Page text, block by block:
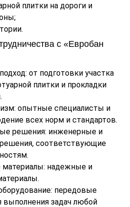
плитки на дороги и
с «Евробан
от подготовки участка
плитки и прокладки
опытные специалисты и
всех норм и стандартов.
решения: инженерные и
соответствующие
материалы: надежные и
передовые
выполнения задач любой